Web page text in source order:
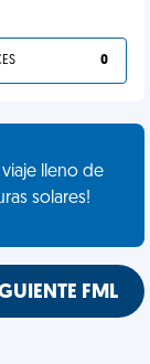
0
lleno de
solares!
FML